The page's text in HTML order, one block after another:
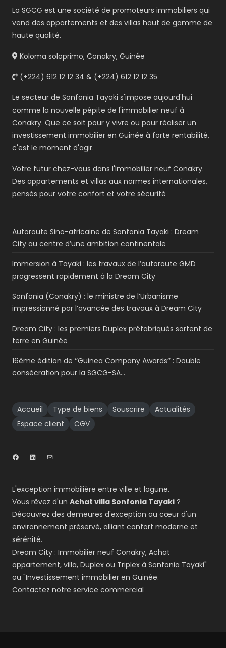
La SGCG est une société de promoteurs immobiliers qui
vend des appartements et des villas haut de gamme de
haute qualité.
Koloma soloprimo, Conakry, Guinée
(+224) 612 12 12 34 & (+224) 612 12 12 35
Le secteur de Sonfonia Tayaki s'impose aujourd'hui
comme la nouvelle pépite de l'immobilier neuf à
Conakry. Que ce soit pour y vivre ou pour réaliser un
investissement immobilier en Guinée à forte rentabilité,
c'est le moment d'agir.
Votre futur chez-vous dans l'Immobilier neuf Conakry.
Des appartements et villas aux normes internationales,
pensés pour votre confort et votre sécurité
Autoroute Sino-africaine de Sonfonia Tayaki : Dream
City au centre d’une ambition continentale
Immersion à Tayaki : les travaux de l’autoroute GMD
progressent rapidement à la Dream City
Sonfonia (Conakry) : le ministre de l’Urbanisme
impressionné par l’avancée des travaux à Dream City
Dream City : les premiers Duplex préfabriqués sortent de
terre en Guinée
16ème édition de ‘’Guinea Company Awards’’ : Double
consécration pour la SGCG-SA…
Accueil Type de biens Souscrire
Actualités
Espace client
CGV
L'exception immobilière entre ville et lagune.
Vous rêvez d'un Achat villa Sonfonia Tayaki ?
Découvrez des demeures d'exception au cœur d'un
environnement préservé, alliant confort moderne et
sérénité.
Dream City : Immobilier neuf Conakry, Achat
appartement, villa, Duplex ou Triplex à Sonfonia Tayaki"
ou "Investissement immobilier en Guinée.
Contactez notre service commercial